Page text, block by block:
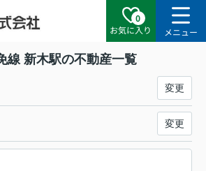
0
お気に入り
メニュー
線 新木駅の不動産一覧
変更
変更